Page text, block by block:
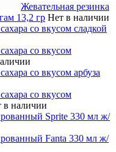
Жевательная резинка
13,2 гр Нет в наличии
со вкусом сладкой
со вкусом
со вкусом арбуза
со вкусом
в наличии
Sprite 330 мл ж/
Fanta 330 мл ж/